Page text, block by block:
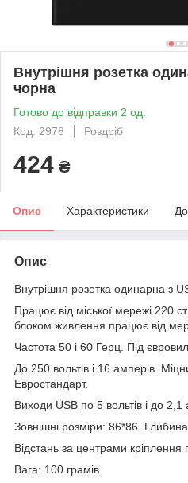
Внутрішня розетка
чорна
Готово до відправки 2 од.
Код: 2978
Роздріб
424 ₴
Опис Характеристики
Опис
Внутрішня розетка одинарна з
Працює від міської мережі 220
блоком живлення працює від
Частота 50 і 60 Герц. Під
До 250 вольтів і 16 амперів.
Евростандарт.
Виходи USB по 5 вольтів і до 2,1
Зовнішні розміри: 86*86.
Відстань за центрами
Вага: 100 грамів.